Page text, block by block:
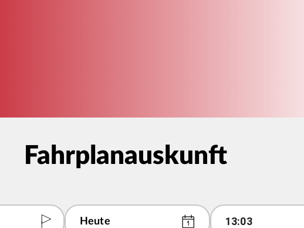
Fahrplanauskunft
13:03